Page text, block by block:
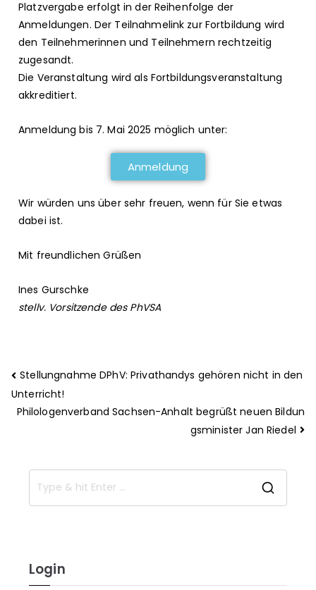
Platzvergabe erfolgt in der Reihenfolge der
Anmeldungen. Der Teilnahmelink zur Fortbildung wird
den Teilnehmerinnen und Teilnehmern rechtzeitig
zugesandt.
Die Veranstaltung wird als Fortbildungsveranstaltung
akkreditiert.
Anmeldung bis 7. Mai 2025 möglich unter:
Anmeldung
Wir würden uns über sehr freuen, wenn für Sie etwas
dabei ist.
Mit freundlichen Grüßen
Ines Gurschke
stellv. Vorsitzende des PhVSA
Stellungnahme DPhV: Privathandys gehören nicht in den
Unterricht!
Philologenverband Sachsen-Anhalt begrüßt neuen Bildun
gsminister Jan Riedel
Login